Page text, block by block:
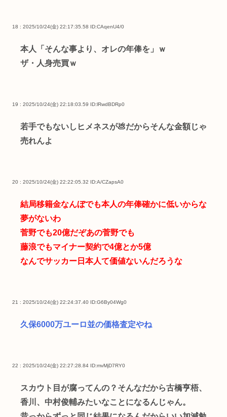
18 : 2025/10/24(金) 22:17:35.58 ID:CAqenU4/0
本人「そんな事より、オレの年俸を」ｗ
ザ・人身売買ｗ
19 : 2025/10/24(金) 22:18:03.59 ID:lRwdBDRp0
若手でもないしヒメネスが💩だからそんな金額じゃ
売れんよ
20 : 2025/10/24(金) 22:22:05.32 ID:A/CZapsA0
結局移籍金なんぼでも本人の年俸確かに低いからな
夢がないわ
菅野でも20億だぞあの菅野でも
藤浪でもマイナー契約で4億とか5億
なんでサッカー日本人て価値ないんだろうな
21 : 2025/10/24(金) 22:24:37.40 ID:G6By04Wg0
久保6000万ユーロ並の価格査定やね
22 : 2025/10/24(金) 22:27:28.84 ID:mvMjD7RY0
スカウト目が腐ってんの？そんなだから古橋亨梧、
香川、中村俊輔みたいなことになるんじゃん。